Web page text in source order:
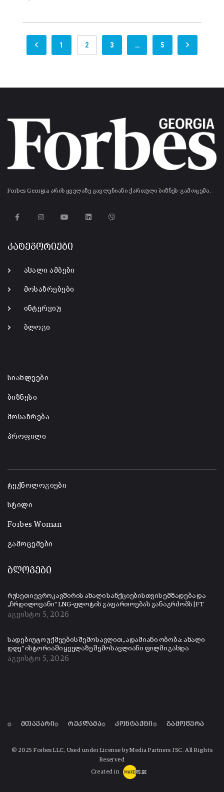
1 2 3 … 5
Forbes Georgia არის ყველაზე გავლენიანი ქართული ბიზნეს-გამოცემა.
კატეგორიები
ახალი ამბები
მოსაზრებები
ინტერვიუ
ბლოგი
სიახლეები
ბიზნესი
მოსაზრება
პროფილი
ტექნოლოგიები
სტილი
Forbes Woman
გამოცემები
ბლოგები
რუსეთი ევროკავშირის ახალი სანქციებისთვის ემზადება და
„ჩრდილოვანი“ LNG-ფლოტის გაფართოებას განაგრძობს | FT
აგვისტო 5, 2026
სადებიუტო უქმეების შემოსავლით „ადამიანი ობობა: ახალი
დღე“ ისტორიაში ყველაზე შემოსავლიანი ფილმი გახდა
აგვისტო 5, 2026
მთავარი რეკლამა კონტაქტი გამოწერა
© 2025 Forbes LLC, Used under License by Media Partners JSC. All Rights
Reserved
Created in